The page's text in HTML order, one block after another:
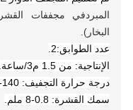
المبردفي مجففات
البخار).
عدد الطوابق:2.
الإنتاجية: من 1.5 م3/ساعة.
درجة حرارة التجفيف: 140-180 درجة مئوية.
سمك القشرة: 0.8-8 ملم.